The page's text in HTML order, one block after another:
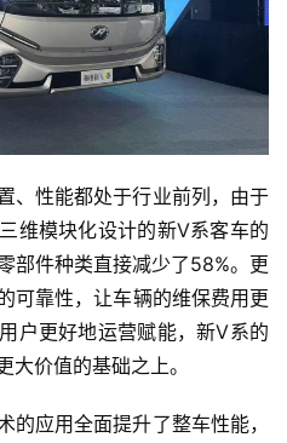
、性能都处于行业前列，由于
维模块化设计的新V系客车的
部件种类直接减少了58%。更
可靠性，让车辆的维保费用更
户更好地运营赋能，新V系的
价值的基础之上。
的应用全面提升了整车性能，